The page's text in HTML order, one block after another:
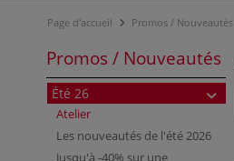
Page d'accueil Promos / Nouveautés
Promos / Nouveautés
Été 26
Atelier
Les nouveautés de l'été 2026
Jusqu'à -40% sur une